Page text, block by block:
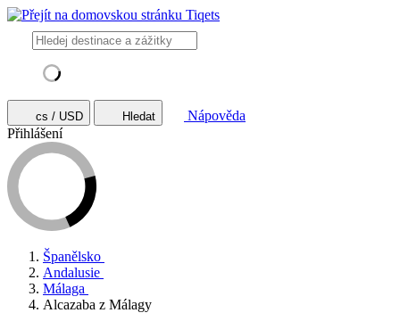
cs / USD Hledat
Nápověda
Přihlášení
Španělsko
Andalusie
Málaga
Alcazaba z Málagy